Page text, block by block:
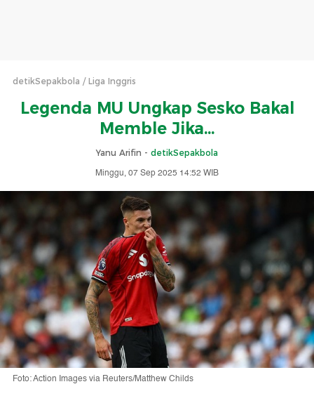
detikSepakbola Liga Inggris
Legenda MU Ungkap Sesko Bakal
Memble Jika...
Yanu Arifin - detikSepakbola
Minggu, 07 Sep 2025 14:52 WIB
Foto: Action Images via Reuters/Matthew Childs